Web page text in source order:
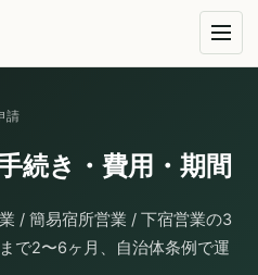
請
続き・費用・期間
/ 簡易宿所営業 / 下宿営業の3
で2〜6ヶ月、自治体条例で運